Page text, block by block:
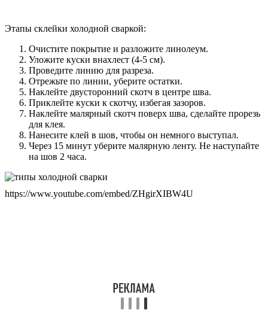
Этапы склейки холодной сваркой:
Очистите покрытие и разложите линолеум.
Уложите куски внахлест (4-5 см).
Проведите линию для разреза.
Отрежьте по линии, уберите остатки.
Наклейте двусторонний скотч в центре шва.
Приклейте куски к скотчу, избегая зазоров.
Наклейте малярный скотч поверх шва, сделайте прорезь
для клея.
Нанесите клей в шов, чтобы он немного выступал.
Через 15 минут уберите малярную ленту. Не наступайте
на шов 2 часа.
https://www.youtube.com/embed/ZHgirXIBW4U